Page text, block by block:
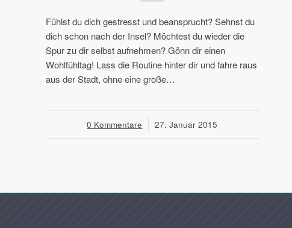
Fühlst du dich gestresst und beansprucht? Sehnst du
dich schon nach der Insel? Möchtest du wieder die
Spur zu dir selbst aufnehmen? Gönn dir einen
Wohlfühltag! Lass die Routine hinter dir und fahre raus
aus der Stadt, ohne eine große…
0 Kommentare
/ 27. Januar 2015